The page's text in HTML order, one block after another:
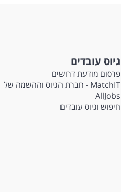
גיוס עובדים
פרסום מודעת דרושים
MatchIT - חברת הגיוס וההשמה של
AllJobs
חיפוש וגיוס עובדים